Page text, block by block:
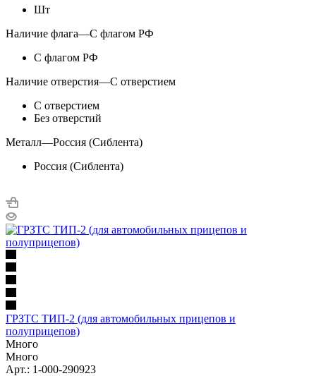
Шт
Наличие флага—С флагом РФ
С флагом РФ
Наличие отверстия—С отверстием
С отверстием
Без отверстий
Металл—Россия (Сиблента)
Россия (Сиблента)
ГРЗТС ТИП-2 (для автомобильных прицепов и
полуприцепов)
Много
Много
Арт.: 1-000-290923